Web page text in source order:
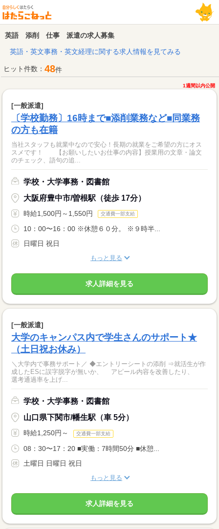
英語 添削 仕事 派遣の求人募集
英語・英文事務・英文経理に関する求人情報を見てみる
ヒット件数： 48件
1週間以内公開
[一般派遣]
〔学校勤務〕16時まで■添削業務など■同業務
の方も在籍
当社スタッフも就業中なので安心！長期の就業をご希望の方にオス
スメです！ 【お願いしたいお仕事の内容】授業用の文章・論文
のチェック、語句の追...
学校・大学事務・図書館
大阪府豊中市/曽根駅（徒歩 17分）
時給1,500円～1,550円 交通費一部支給
10：00〜16：00 ※休憩６０分。 ※９時半...
日曜日 祝日
もっと見る
求人詳細を見る
[一般派遣]
大学のキャンパス内で学生さんのサポート★
（土日祝お休み）
＼大学内で事務サポート／ ◆エントリーシートの添削 ⇒就活生が作
成したESに誤字脱字が無いか、 アピール内容を改善したり、
選考通過率を上げ...
学校・大学事務・図書館
山口県下関市/幡生駅（車 5分）
時給1,250円～ 交通費一部支給
08：30〜17：20 ■実働：7時間50分 ■休憩...
土曜日 日曜日 祝日
もっと見る
求人詳細を見る